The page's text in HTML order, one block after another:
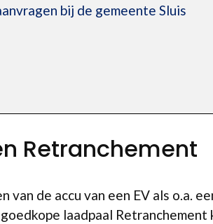
bij de gemeente Sluis
Retranchement
de accu van een EV als o.a.
laadpaal